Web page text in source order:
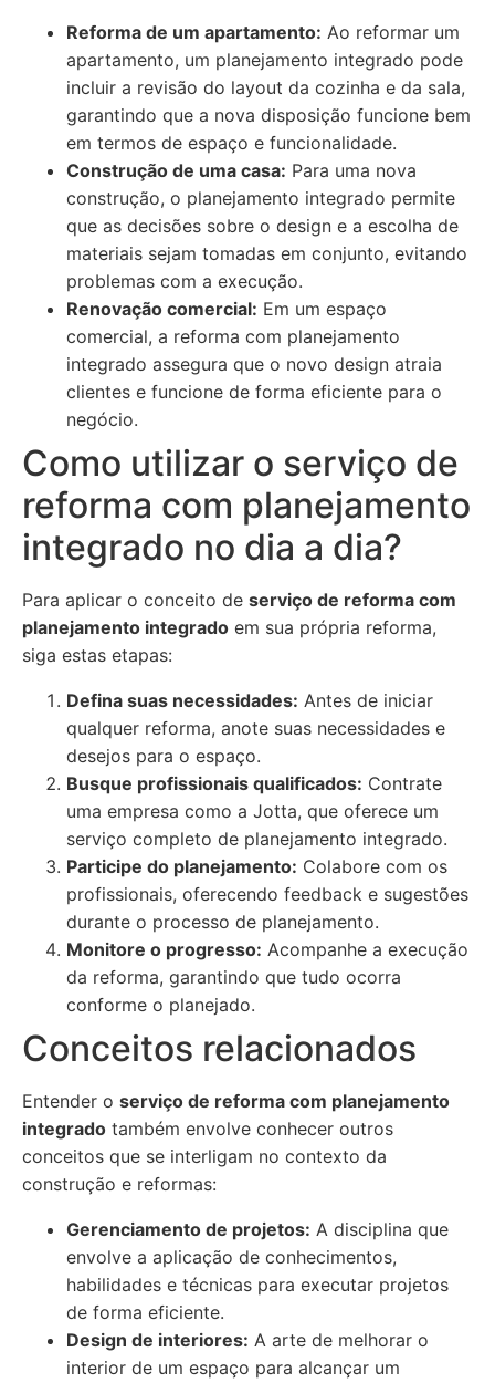
Reforma de um apartamento: Ao reformar um
apartamento, um planejamento integrado pode
incluir a revisão do layout da cozinha e da sala,
garantindo que a nova disposição funcione bem
em termos de espaço e funcionalidade.
Construção de uma casa: Para uma nova
construção, o planejamento integrado permite
que as decisões sobre o design e a escolha de
materiais sejam tomadas em conjunto, evitando
problemas com a execução.
Renovação comercial: Em um espaço
comercial, a reforma com planejamento
integrado assegura que o novo design atraia
clientes e funcione de forma eficiente para o
negócio.
Como utilizar o serviço de
reforma com planejamento
integrado no dia a dia?
Para aplicar o conceito de serviço de reforma com
planejamento integrado em sua própria reforma,
siga estas etapas:
Defina suas necessidades: Antes de iniciar
qualquer reforma, anote suas necessidades e
desejos para o espaço.
Busque profissionais qualificados: Contrate
uma empresa como a Jotta, que oferece um
serviço completo de planejamento integrado.
Participe do planejamento: Colabore com os
profissionais, oferecendo feedback e sugestões
durante o processo de planejamento.
Monitore o progresso: Acompanhe a execução
da reforma, garantindo que tudo ocorra
conforme o planejado.
Conceitos relacionados
Entender o serviço de reforma com planejamento
integrado também envolve conhecer outros
conceitos que se interligam no contexto da
construção e reformas:
Gerenciamento de projetos: A disciplina que
envolve a aplicação de conhecimentos,
habilidades e técnicas para executar projetos
de forma eficiente.
Design de interiores: A arte de melhorar o
interior de um espaço para alcançar um